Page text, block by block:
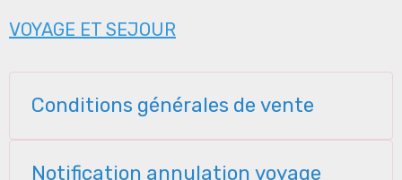
VOYAGE ET SEJOUR
Conditions générales de vente
Notification annulation voyage